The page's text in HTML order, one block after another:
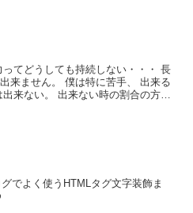
特に苦手、 出来る
い時の割合の方が
でよく使うHTMLタグ文字装飾ま